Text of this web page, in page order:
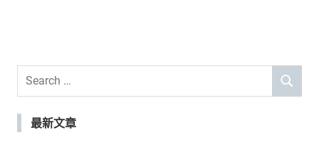
Search
SEARCH
最新文章